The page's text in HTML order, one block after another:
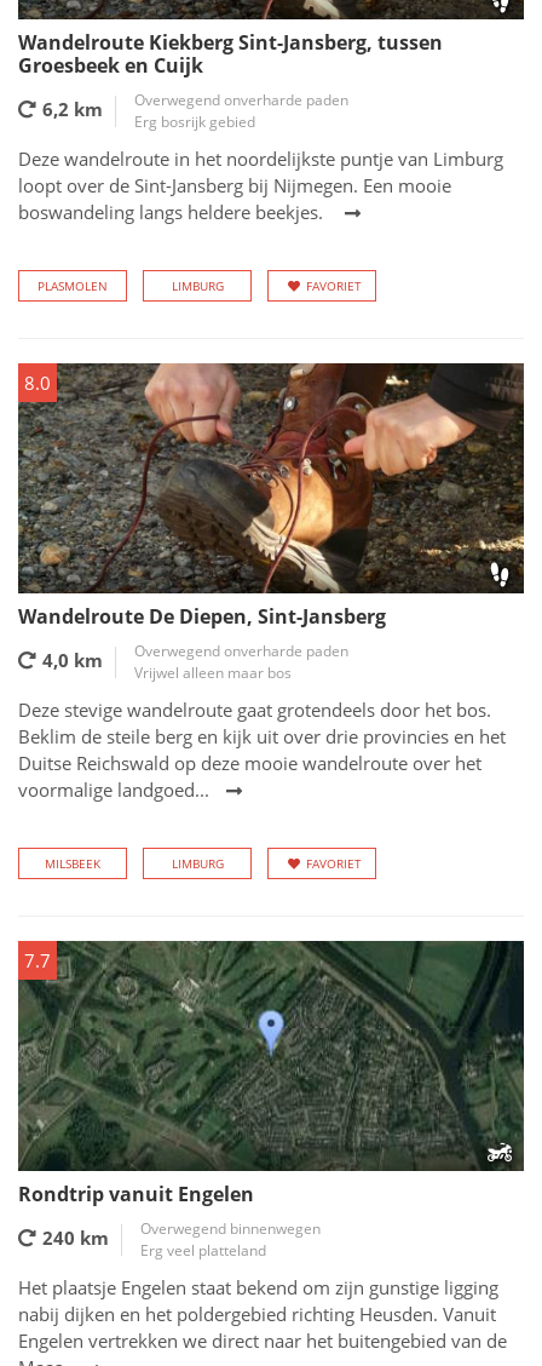
Wandelroute Kiekberg Sint-Jansberg, tussen
Groesbeek en Cuijk
6,2 km
Overwegend onverharde paden
Erg bosrijk gebied
Deze wandelroute in het noordelijkste puntje van Limburg
loopt over de Sint-Jansberg bij Nijmegen. Een mooie
boswandeling langs heldere beekjes.
PLASMOLEN LIMBURG FAVORIET
8.0
Wandelroute De Diepen, Sint-Jansberg
4,0 km
Overwegend onverharde paden
Vrijwel alleen maar bos
Deze stevige wandelroute gaat grotendeels door het bos.
Beklim de steile berg en kijk uit over drie provincies en het
Duitse Reichswald op deze mooie wandelroute over het
voormalige landgoed...
MILSBEEK LIMBURG FAVORIET
7.7
Rondtrip vanuit Engelen
240 km
Overwegend binnenwegen
Erg veel platteland
Het plaatsje Engelen staat bekend om zijn gunstige ligging
nabij dijken en het poldergebied richting Heusden. Vanuit
Engelen vertrekken we direct naar het buitengebied van de